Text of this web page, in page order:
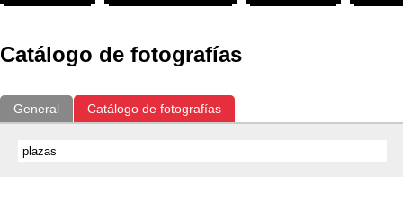
Catálogo de fotografías
General Catálogo de fotografías